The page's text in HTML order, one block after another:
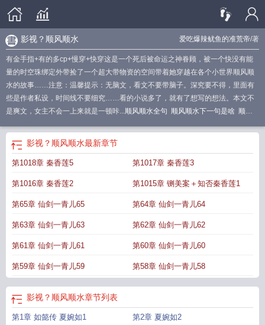
爱吃爆辣鱿鱼的准荒帝/著
影视？顺风顺水
有金手指+有的多cp+慢穿+快穿这是一个死后被命运之神眷顾，被一个快没有能
量的时空珠绑定外带捡了一个超大带物资的空间带着她穿越在各个小世界顺风顺
水的故事……注意：温馨提示：无脑文，看文不要带脑子。深究要不得，里面有
些是作者私设，时间线不要细究……看的小说多了，就有了想写的想法。本文不
是爽文，女主不会一上来就是一顿咔... 顺风顺水全句 顺风顺水下一句是啥
顺风
风顺水爱吃爆辣鱿鱼
顺风顺水图片
顺水电视节目
频全集顺风又顺水电影 顺风顺水打一数字顺风顺水前面一句是什么
水顺风顺水!顺风顺水下一句? 顺风顺水完整版 顺风顺水电影免费观看全部优
酷顺风顺水不能乱说顺风顺水节目视频顺风顺水电视剧 顺风顺水顺财神
本
影视？顺风顺水最新章节
第1018章 秦香莲5 第1017章 秦香莲3
第1016章 秦香莲2 第1015章 铡美案＋知否秦香莲1
第65章 仙剑一青儿65 第64章 仙剑一青儿64
第63章 仙剑一青儿63 第62章 仙剑一青儿62
第61章 仙剑一青儿61 第60章 仙剑一青儿60
第59章 仙剑一青儿59 第58章 仙剑一青儿58
影视？顺风顺水章节列表
第1章 如懿传 夏婉如1 第2章 夏婉如2